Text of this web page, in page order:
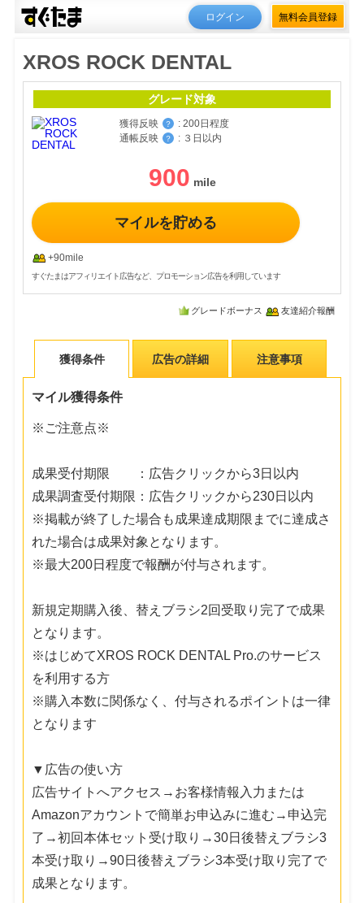
ログイン 無料会員登録
XROS ROCK DENTAL
グレード対象
獲得反映 ？ : 200日程度
通帳反映
？ : ３日以内
900
マイルを貯める
+90mile
すぐたまはアフィリエイト広告など、プロモーション広告を利用しています
グレードボーナス 友達紹介報酬
獲得条件 広告の詳細 注意事項
マイル獲得条件
※ご注意点※
成果受付期限 ：広告クリックから3日以内
成果調査受付期限：広告クリックから230日以内
※掲載が終了した場合も成果達成期限までに達成さ
れた場合は成果対象となります。
※最大200日程度で報酬が付与されます。
新規定期購入後、替えブラシ2回受取り完了で成果
となります。
※はじめてXROS ROCK DENTAL Pro.のサービス
を利用する方
※購入本数に関係なく、付与されるポイントは一律
となります
▼広告の使い方
広告サイトへアクセス→お客様情報入力または
Amazonアカウントで簡単お申込みに進む→申込完
了→初回本体セット受け取り→30日後替えブラシ3
本受け取り→90日後替えブラシ3本受け取り完了で
成果となります。